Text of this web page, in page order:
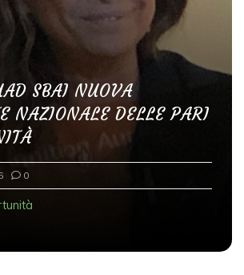
SBAI NUOVA
NAZIONALE DELLE PARI
0